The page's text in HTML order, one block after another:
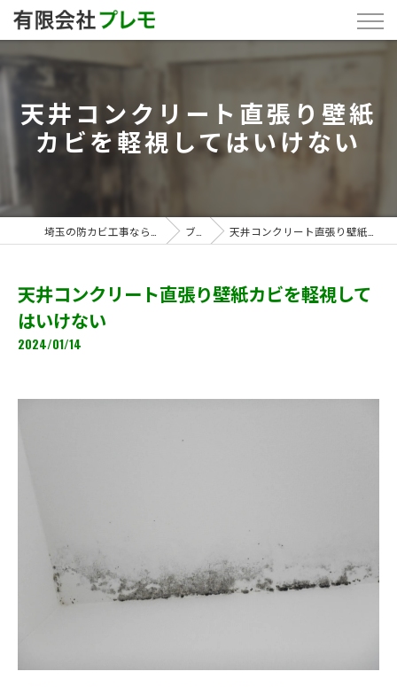
天井コンクリート直張り壁紙
カビを軽視してはいけない
ブログ 天井コンクリート直張り壁紙カビを軽視してはいけない
天井コンクリート直張り壁紙カビを軽視して
はいけない
2024/01/14